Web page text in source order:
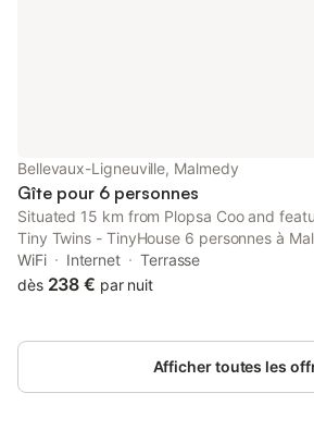
région.
Bellevaux-Ligneuville, Malmedy
Gîte pour 6 personnes
Situated 15 km from Plopsa Coo and
Tiny Twins - TinyHouse 6 personnes à
LaConciergerie offers accommodation in
WiFi Internet
Terrasse
dès 238 € par nuit
Afficher toutes les